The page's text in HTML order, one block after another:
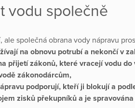
vodu společně
společná obrana vody nápravu
na obnovu potrubí a nekončí v
přijetí zákonů, které vracejí vodu do
zákonodárcům,
podporují, kteří ji blokují a
zisků překupníků a je